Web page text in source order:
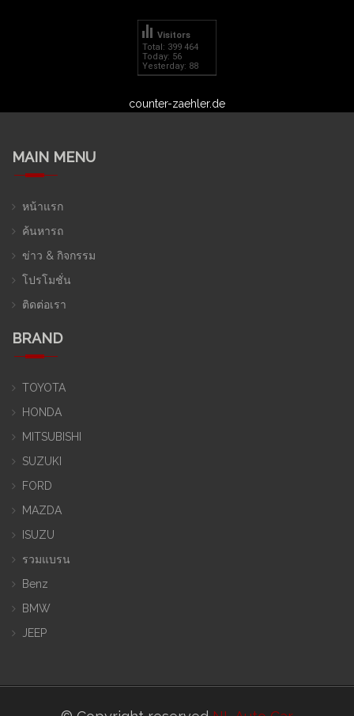
Total: 399 464
Today: 56
Yesterday: 88
Visitors
counter-zaehler.de
MAIN MENU
หน้าแรก
ค้นหารถ
ข่าว & กิจกรรม
โปรโมชั่น
ติดต่อเรา
BRAND
TOYOTA
HONDA
MITSUBISHI
SUZUKI
FORD
MAZDA
ISUZU
รวมแบรน
Benz
BMW
JEEP